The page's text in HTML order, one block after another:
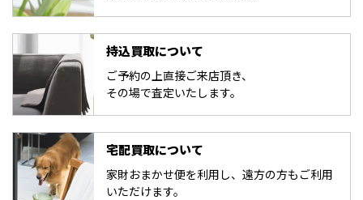
持込買取について
ご予約の上直接ご来店頂き、
その場で査定いたします。
宅配買取について
家財おまかせ便を利用し、遠方の方もご利用
いただけます。